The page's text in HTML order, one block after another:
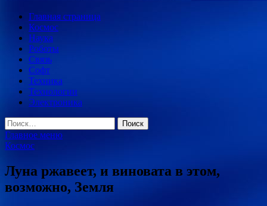
Главная страница
Космос
Наука
Роботы
Связь
Софт
Техника
Технологии
Электроника
Найти:
Главное меню
Космос
Луна ржавеет, и виновата в этом,
возможно, Земля